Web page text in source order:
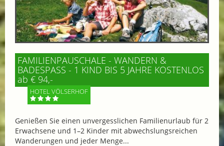
FAMILIENPAUSCHALE - WANDERN &
BADESPASS - 1 KIND BIS 5 JAHRE KOSTENLOS
ab € 94,-
HOTEL VÖLSERHOF
Genießen Sie einen unvergesslichen Familienurlaub für 2
Erwachsene und 1–2 Kinder mit abwechslungsreichen
Wanderungen und jeder Menge...